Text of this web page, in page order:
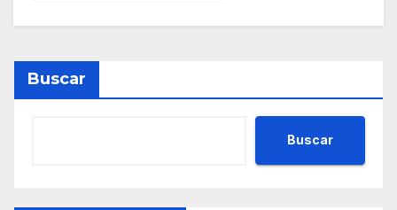
Buscar
Buscar